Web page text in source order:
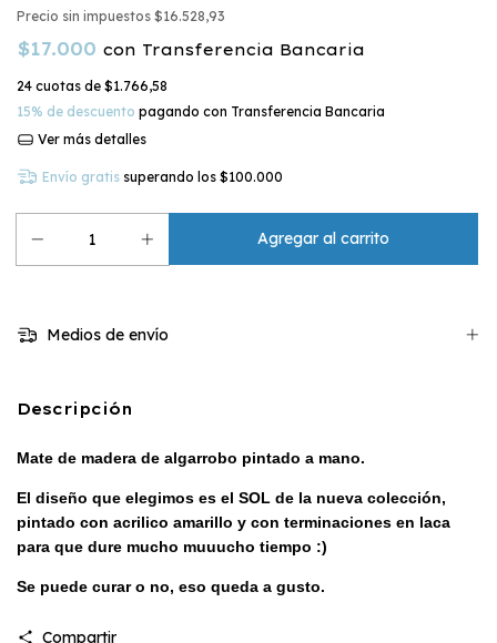
Precio sin impuestos $16.528,93
$17.000 con Transferencia Bancaria
24 cuotas de $1.766,58
15% de descuento pagando con Transferencia Bancaria
Ver más detalles
Envío gratis superando los $100.000
Medios de envío
Descripción
Mate de madera de algarrobo pintado a mano.
El diseño que elegimos es el SOL de la nueva colección,
pintado con acrilico amarillo y con terminaciones en laca
para que dure mucho muuucho tiempo :)
Se puede curar o no, eso queda a gusto.
Viene con bombilla color plateada!! Hermoso e ideal para
Compartir